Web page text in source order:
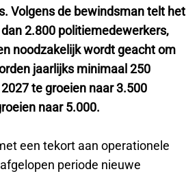
Volgens de bewindsman telt het
2.800 politiemedewerkers,
noodzakelijk wordt geacht om
jaarlijks minimaal 250
te groeien naar 3.500
naar 5.000.
een tekort aan operationele
periode nieuwe